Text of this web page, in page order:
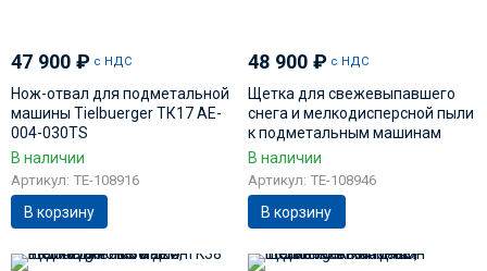
47 900 ₽ с НДС
Нож-отвал для подметальной
машины Tielbuerger ТК17 AE-
004-030TS
В наличии
Артикул: TE-108916
В корзину
48 900₽ с НДС
Щетка для свежевыпавшего
снега и мелкодисперсной пыли
к подметальным машинам
Tielbuerger ТК36PRO, TK38PRO
AD-110-089
В наличии
Артикул: TE-108946
В корзину